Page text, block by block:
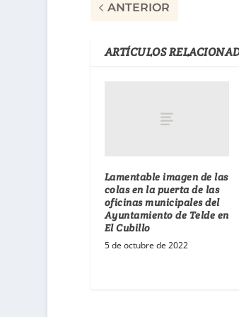
ANTERIOR
ARTÍCULOS
Lamentable imagen de las
colas en la puerta de las
oficinas municipales del
Ayuntamiento de Telde en
El Cubillo
5 de octubre de 2022